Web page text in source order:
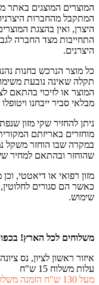
המוצרים המוצגים באתר
המתקבל מהחברות
היצרן, ואין בהצגת
התחייבות מצד החברה
היצרנים.
כל מוצר הנרכש בחנות
תקלה שאינה נובעת
המוצר או לזיכוי בהתאם
מבלאי סביר ייבחנו
ניתן להחזיר שקי מזון
במקרה שבו הוחזר משקל
שהוחזר ובהתאם למחיר
מזון רפואי או דיאטטי,
כאשר הם סגורים
שימוש.
משלוחים לכל הארץ!
איזור ראשון לציון, נס
עלות משלוח 15 ש"ח
מעל 130 ש"ח הזמנה משלוח חינם